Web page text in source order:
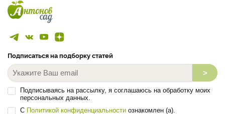
Подписаться на подборку статей
>
Подписываясь на рассылку, я соглашаюсь на обработку моих
персональных данных.
С Политикой конфиденциальности ознакомлен (а).